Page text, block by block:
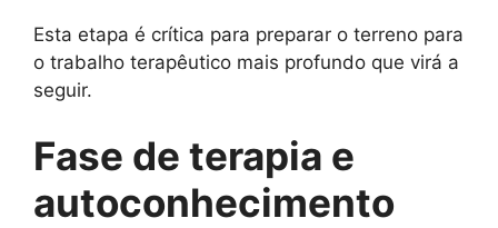
Esta etapa é crítica para preparar o terreno para
o trabalho terapêutico mais profundo que virá a
seguir.
Fase de terapia e
autoconhecimento